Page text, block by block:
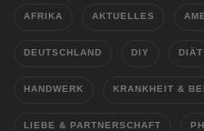
AFRIKA AKTUELLES
DEUTSCHLAND DIY DIÄT
HANDWERK KRANKHEIT &
LIEBE & PARTNERSCHAFT